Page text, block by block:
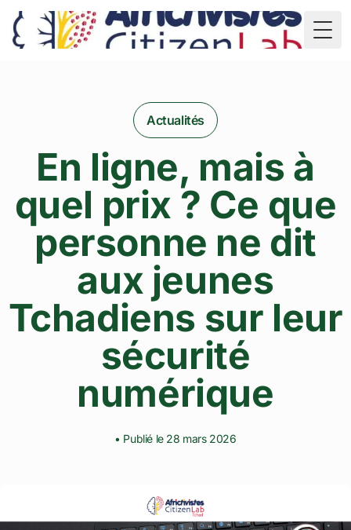
TD
Actualités
En ligne, mais à
quel prix ? Ce que
personne ne dit
aux jeunes
Tchadiens sur leur
sécurité
numérique
• Publié le 28 mars 2026